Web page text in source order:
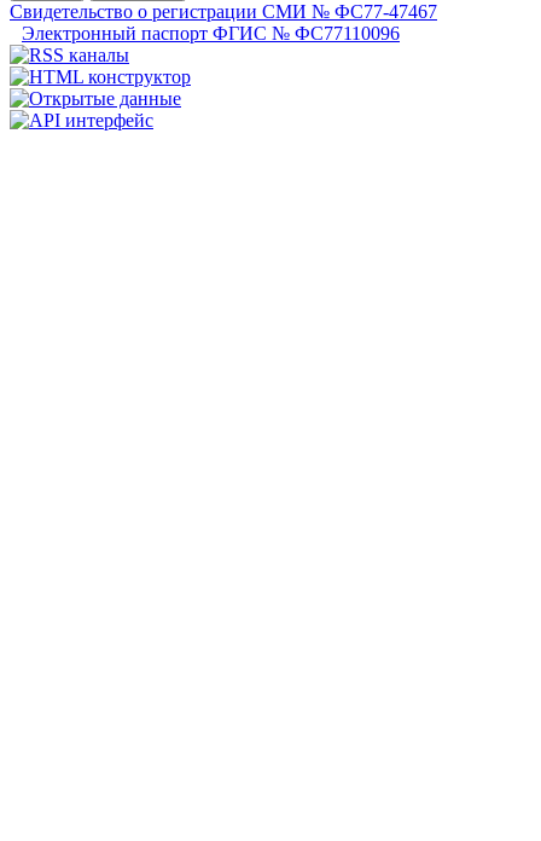
Свидетельство о регистрации СМИ № ФС77-47467
Электронный паспорт ФГИС № ФС77110096